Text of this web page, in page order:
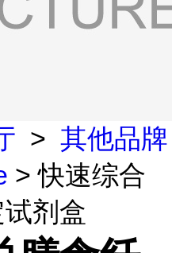
> 其他品牌
> 快速综合
剂盒